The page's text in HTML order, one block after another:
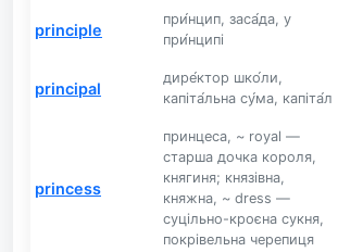
principle
при́нцип, заса́да, у
при́нципі
principal
дире́ктор шко́ли,
капіта́льна су́ма, капіта́л
princess
принцеса, ~ royal —
старша дочка короля,
княгиня; князівна,
княжна, ~ dress —
суцільно-кроєна сукня,
покрівельна черепиця